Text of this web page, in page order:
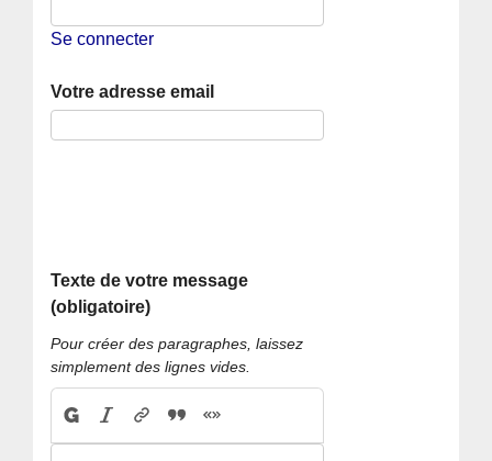
Se connecter
Votre adresse email
Texte de votre message
(obligatoire)
Pour créer des paragraphes, laissez
simplement des lignes vides.